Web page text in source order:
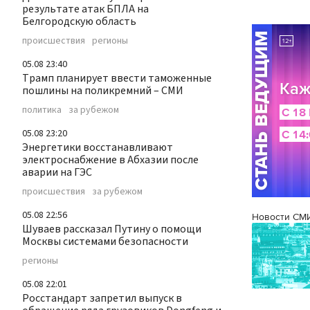
результате атак БПЛА на
Белгородскую область
происшествия регионы
05.08 23:40
Трамп планирует ввести таможенные
пошлины на поликремний – СМИ
политика за рубежом
05.08 23:20
Энергетики восстанавливают
электроснабжение в Абхазии после
аварии на ГЭС
происшествия за рубежом
05.08 22:56
Шуваев рассказал Путину о помощи
Москвы системами безопасности
регионы
05.08 22:01
Росстандарт запретил выпуск в
Новости